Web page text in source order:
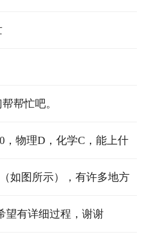
帮忙吧。
，物理D，化学C，能上什
如图所示），有许多地方
产品的结合、其外观图案
望有详细过程，谢谢